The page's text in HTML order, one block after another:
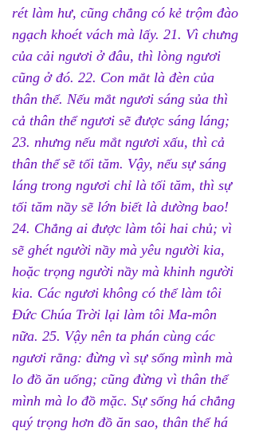
rét làm hư, cũng chẳng có kẻ trộm đào
ngạch khoét vách mà lấy. 21. Vì chưng
của cải ngươi ở đâu, thì lòng ngươi
cũng ở đó. 22. Con mắt là đèn của
thân thể. Nếu mắt ngươi sáng sủa thì
cả thân thể ngươi sẽ được sáng láng;
23. nhưng nếu mắt ngươi xấu, thì cả
thân thể sẽ tối tăm. Vậy, nếu sự sáng
láng trong ngươi chỉ là tối tăm, thì sự
tối tăm nầy sẽ lớn biết là dường bao!
24. Chẳng ai được làm tôi hai chủ; vì
sẽ ghét người nầy mà yêu người kia,
hoặc trọng người nầy mà khinh người
kia. Các ngươi không có thể làm tôi
Đức Chúa Trời lại làm tôi Ma-môn
nữa. 25. Vậy nên ta phán cùng các
ngươi rằng: đừng vì sự sống mình mà
lo đồ ăn uống; cũng đừng vì thân thể
mình mà lo đồ mặc. Sự sống há chẳng
quý trọng hơn đồ ăn sao, thân thể há